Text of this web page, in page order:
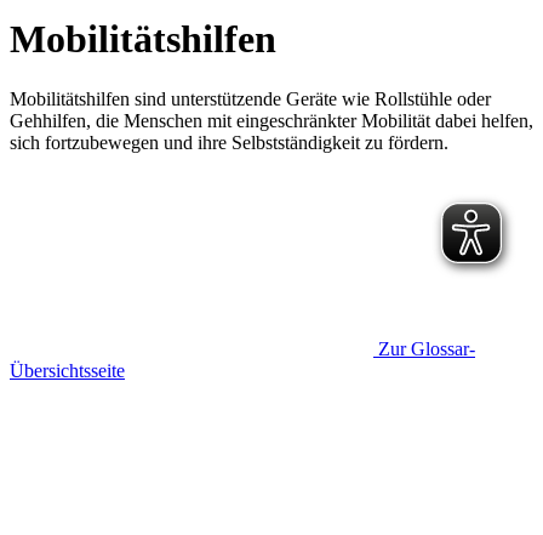
Mobilitätshilfen
Mobilitätshilfen sind unterstützende Geräte wie Rollstühle oder
Gehhilfen, die Menschen mit eingeschränkter Mobilität dabei helfen,
sich fortzubewegen und ihre Selbstständigkeit zu fördern.
Zur Glossar-
Übersichtsseite